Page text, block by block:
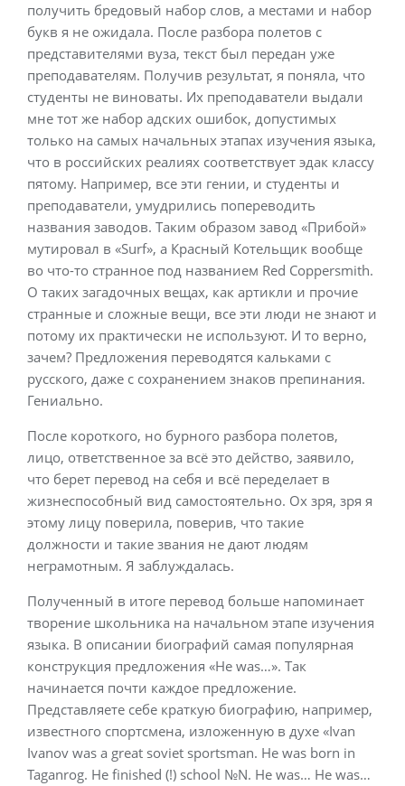
получить бредовый набор слов, а местами и набор
букв я не ожидала. После разбора полетов с
представителями вуза, текст был передан уже
преподавателям. Получив результат, я поняла, что
студенты не виноваты. Их преподаватели выдали
мне тот же набор адских ошибок, допустимых
только на самых начальных этапах изучения языка,
что в российских реалиях соответствует эдак классу
пятому. Например, все эти гении, и студенты и
преподаватели, умудрились попереводить
названия заводов. Таким образом завод «Прибой»
мутировал в «Surf», а Красный Котельщик вообще
во что-то странное под названием Red Coppersmith.
О таких загадочных вещах, как артикли и прочие
странные и сложные вещи, все эти люди не знают и
потому их практически не используют. И то верно,
зачем? Предложения переводятся кальками с
русского, даже с сохранением знаков препинания.
Гениально.
После короткого, но бурного разбора полетов,
лицо, ответственное за всё это действо, заявило,
что берет перевод на себя и всё переделает в
жизнеспособный вид самостоятельно. Ох зря, зря я
этому лицу поверила, поверив, что такие
должности и такие звания не дают людям
неграмотным. Я заблуждалась.
Полученный в итоге перевод больше напоминает
творение школьника на начальном этапе изучения
языка. В описании биографий самая популярная
конструкция предложения «He was…». Так
начинается почти каждое предложение.
Представляете себе краткую биографию, например,
известного спортсмена, изложенную в духе «Ivan
Ivanov was a great soviet sportsman. He was born in
Taganrog. He finished (!) school №N. He was… He was…